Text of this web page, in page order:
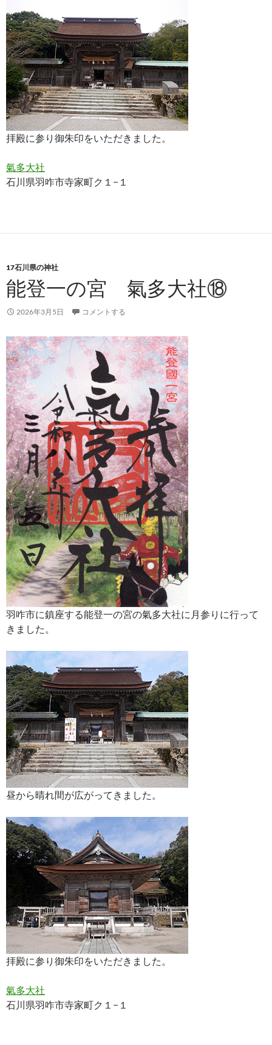
拝殿に参り御朱印をいただきました。
氣多大社
石川県羽咋市寺家町ク１−１
17石川県の神社
能登一の宮 氣多大社⑱
2026年3月5日 コメントする
羽咋市に鎮座する能登一の宮の氣多大社に月参りに行って
きました。
昼から晴れ間が広がってきました。
拝殿に参り御朱印をいただきました。
氣多大社
石川県羽咋市寺家町ク１−１